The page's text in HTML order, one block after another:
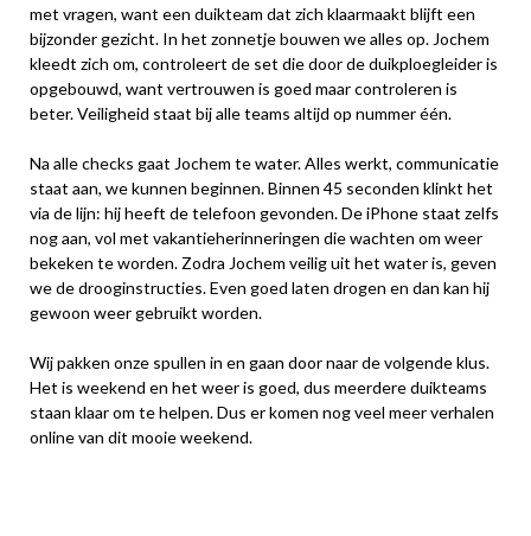
met vragen, want een duikteam dat zich klaarmaakt blijft een
bijzonder gezicht. In het zonnetje bouwen we alles op. Jochem
kleedt zich om, controleert de set die door de duikploegleider is
opgebouwd, want vertrouwen is goed maar controleren is
beter. Veiligheid staat bij alle teams altijd op nummer één.
Na alle checks gaat Jochem te water. Alles werkt, communicatie
staat aan, we kunnen beginnen. Binnen 45 seconden klinkt het
via de lijn: hij heeft de telefoon gevonden. De iPhone staat zelfs
nog aan, vol met vakantieherinneringen die wachten om weer
bekeken te worden. Zodra Jochem veilig uit het water is, geven
we de drooginstructies. Even goed laten drogen en dan kan hij
gewoon weer gebruikt worden.
Wij pakken onze spullen in en gaan door naar de volgende klus.
Het is weekend en het weer is goed, dus meerdere duikteams
staan klaar om te helpen. Dus er komen nog veel meer verhalen
online van dit mooie weekend.